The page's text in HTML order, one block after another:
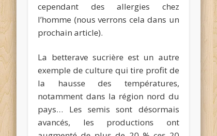
cependant des allergies chez
l’homme (nous verrons cela dans un
prochain article).
La betterave sucrière est un autre
exemple de culture qui tire profit de
la hausse des températures,
notamment dans la région nord du
pays… Les semis sont désormais
avancés, les productions ont